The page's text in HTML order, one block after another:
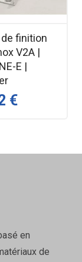
stratifié,
les
salon,
finition
V2A |
E |
€
en
de